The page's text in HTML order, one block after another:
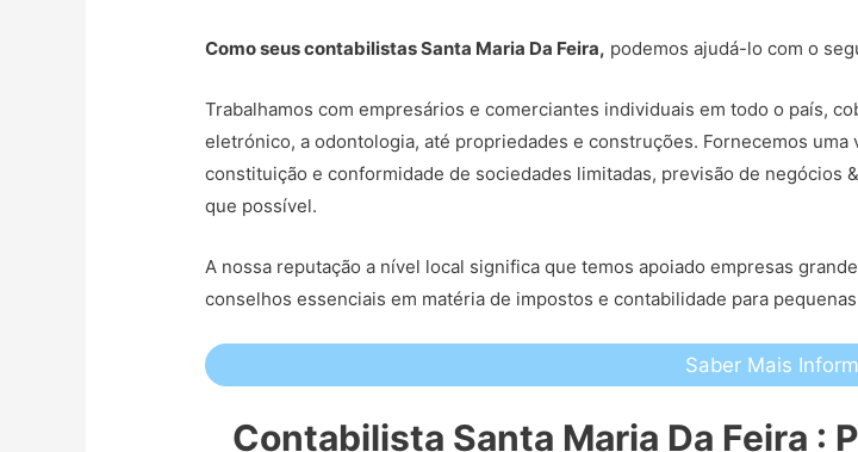
Como seus contabilistas Santa Maria Da Feira, podemos ajudá-lo com o
Trabalhamos com empresários e comerciantes individuais em todo o país,
eletrónico, a odontologia, até propriedades e construções. Fornecemos
constituição e conformidade de sociedades limitadas, previsão de negócios
que possível.
A nossa reputação a nível local significa que temos apoiado empresas
conselhos essenciais em matéria de impostos e contabilidade para
Saber Mais
Contabilista Santa Maria Da Feira :